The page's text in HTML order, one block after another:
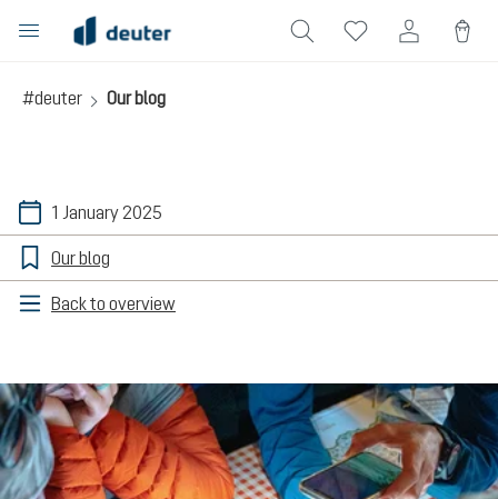
content
#deuter Our blog
1 January 2025
Our blog
Back to overview